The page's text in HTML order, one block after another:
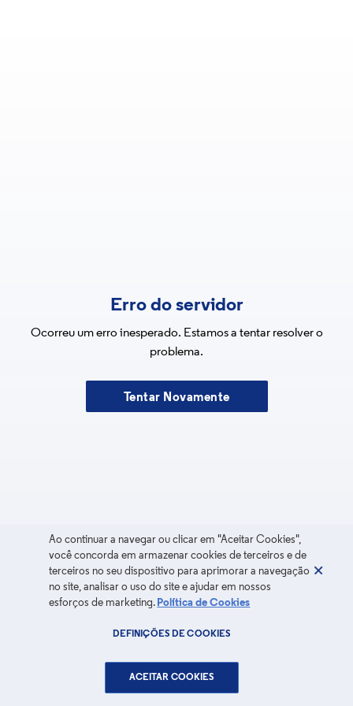
Erro do servidor
Ocorreu um erro inesperado. Estamos a tentar resolver o
problema.
Tentar Novamente
Ao continuar a navegar ou clicar em "Aceitar Cookies",
você concorda em armazenar cookies de terceiros e de
terceiros no seu dispositivo para aprimorar a navegação
no site, analisar o uso do site e ajudar em nossos
esforços de marketing. Política de Cookies
DEFINIÇÕES DE COOKIES
ACEITAR COOKIES